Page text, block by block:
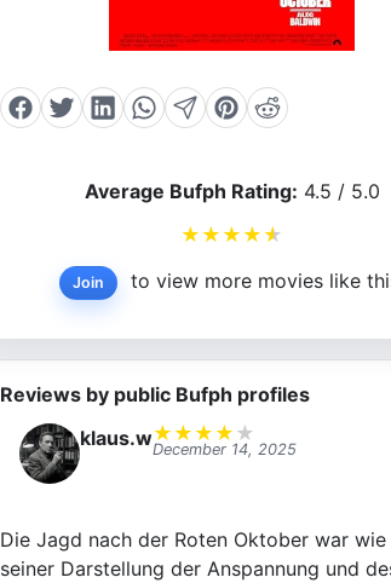
Average Bufph Rating: 4.5 / 5.0
★ ★ ★ ★ ★
Join to view more movies like
Reviews by public Bufph profiles
klaus.w★ ★ ★ ★ ★
December 14, 2025
Die Jagd nach der Roten Oktober war
seiner Darstellung der Anspannung und